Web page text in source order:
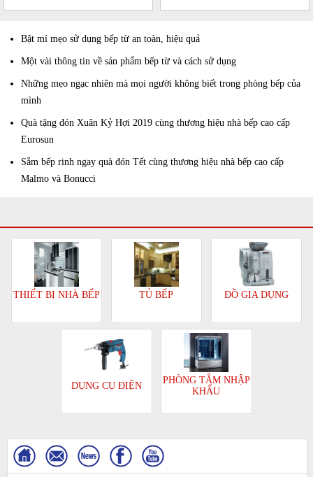
Bật mí mẹo sử dụng bếp từ an toàn, hiệu quả
Một vài thông tin về sản phẩm bếp từ và cách sử dụng
Những mẹo ngạc nhiên mà mọi người không biết trong phòng bếp của
mình
Quà tặng đón Xuân Kỷ Hợi 2019 cùng thương hiệu nhà bếp cao cấp
Eurosun
Sắm bếp rinh ngay quà đón Tết cùng thương hiệu nhà bếp cao cấp
Malmo và Bonucci
THIẾT BỊ NHÀ BẾP TỦ BẾP ĐỒ GIA DỤNG
DỤNG CỤ ĐIỆN
PHÒNG TẮM NHẬP
KHẨU